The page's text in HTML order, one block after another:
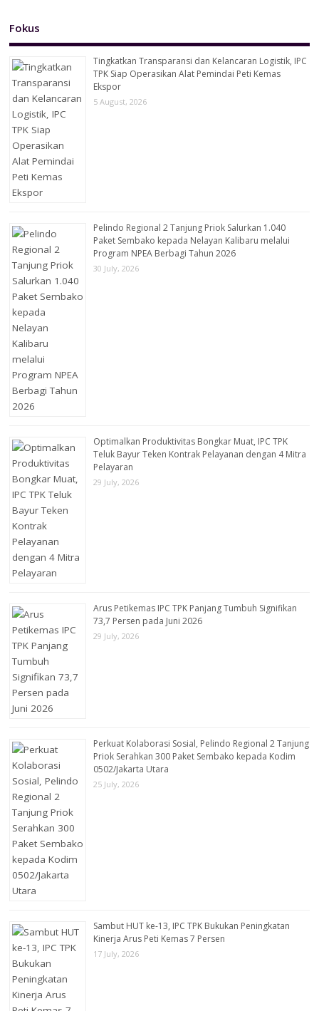
Fokus
Tingkatkan Transparansi dan Kelancaran Logistik, IPC
TPK Siap Operasikan Alat Pemindai Peti Kemas
Ekspor
5 August, 2026
Pelindo Regional 2 Tanjung Priok Salurkan 1.040
Paket Sembako kepada Nelayan Kalibaru melalui
Program NPEA Berbagi Tahun 2026
30 July, 2026
Optimalkan Produktivitas Bongkar Muat, IPC TPK
Teluk Bayur Teken Kontrak Pelayanan dengan 4 Mitra
Pelayaran
29 July, 2026
Arus Petikemas IPC TPK Panjang Tumbuh Signifikan
73,7 Persen pada Juni 2026
29 July, 2026
Perkuat Kolaborasi Sosial, Pelindo Regional 2 Tanjung
Priok Serahkan 300 Paket Sembako kepada Kodim
0502/Jakarta Utara
25 July, 2026
Sambut HUT ke-13, IPC TPK Bukukan Peningkatan
Kinerja Arus Peti Kemas 7 Persen
17 July, 2026